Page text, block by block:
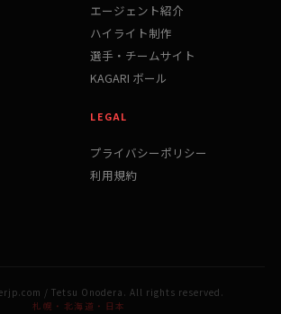
エージェント紹介
ハイライト制作
選手・チームサイト
KAGARI ボール
LEGAL
プライバシーポリシー
利用規約
/ Tetsu Onodera. All rights reserved.
札幌・北海道・日本